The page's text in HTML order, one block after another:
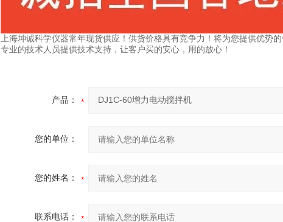
上海坤诚科学仪器常年现货供应！供货价格具有竞争力！将为您提供优
专业的技术人员提供技术支持，让客户买的安心，用的放心！
产品：
您的单位：
您的姓名：
联系电话：